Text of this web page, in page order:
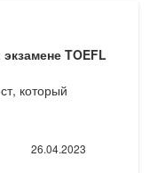
TOEFL
который
26.04.2023